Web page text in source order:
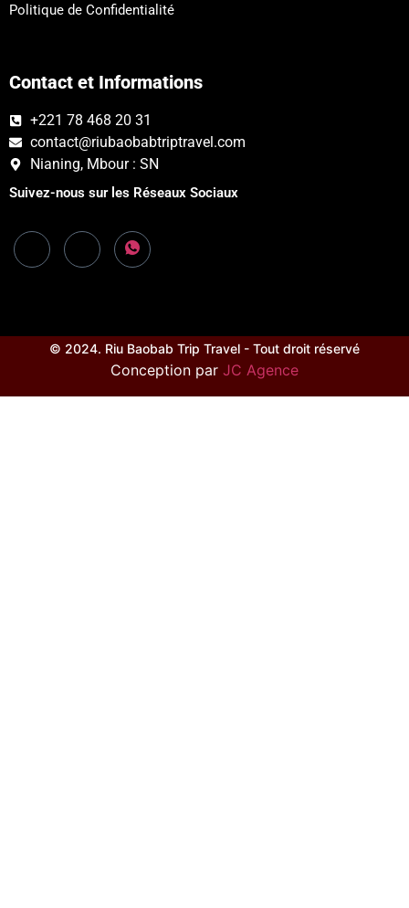
Politique de Confidentialité
Contact et Informations
+221 78 468 20 31
contact@riubaobabtriptravel.com
Nianing, Mbour : SN
Suivez-nous sur les Réseaux Sociaux
© 2024. Riu Baobab Trip Travel - Tout droit réservé
Conception par JC Agence